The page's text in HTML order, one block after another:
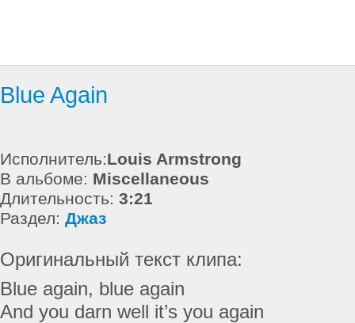
Blue Again
Исполнитель:Louis Armstrong
В альбоме: Miscellaneous
Длительность: 3:21
Раздел: Джаз
Оригинальный текст клипа:
Blue again, blue again
And you darn well it’s you again